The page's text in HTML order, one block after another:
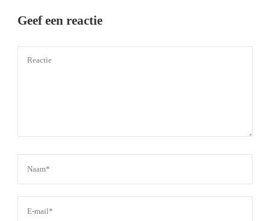
Geef een reactie